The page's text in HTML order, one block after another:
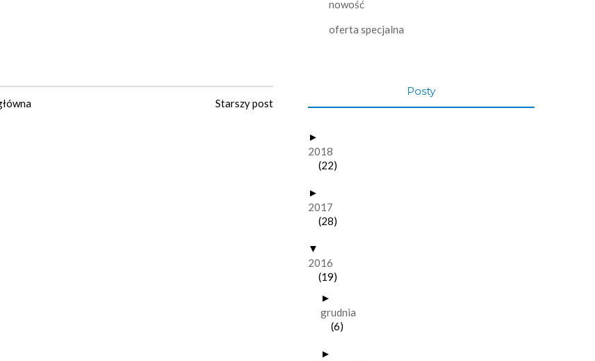
Starszy post
nowość
oferta specjalna
Posty
►
2018
(22)
►
2017
(28)
▼
2016
(19)
►
grudnia
(6)
►